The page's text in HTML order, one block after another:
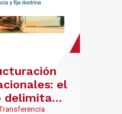
el
delimita
de la